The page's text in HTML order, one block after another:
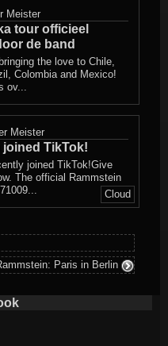
Meister
tour officieel
de band
the love to Chile,
Colombia and Mexico!
ov...
Meister
joined TikTok!
joined TikTok!Give
The official Rammstein
Cloud
Paris in Berlin